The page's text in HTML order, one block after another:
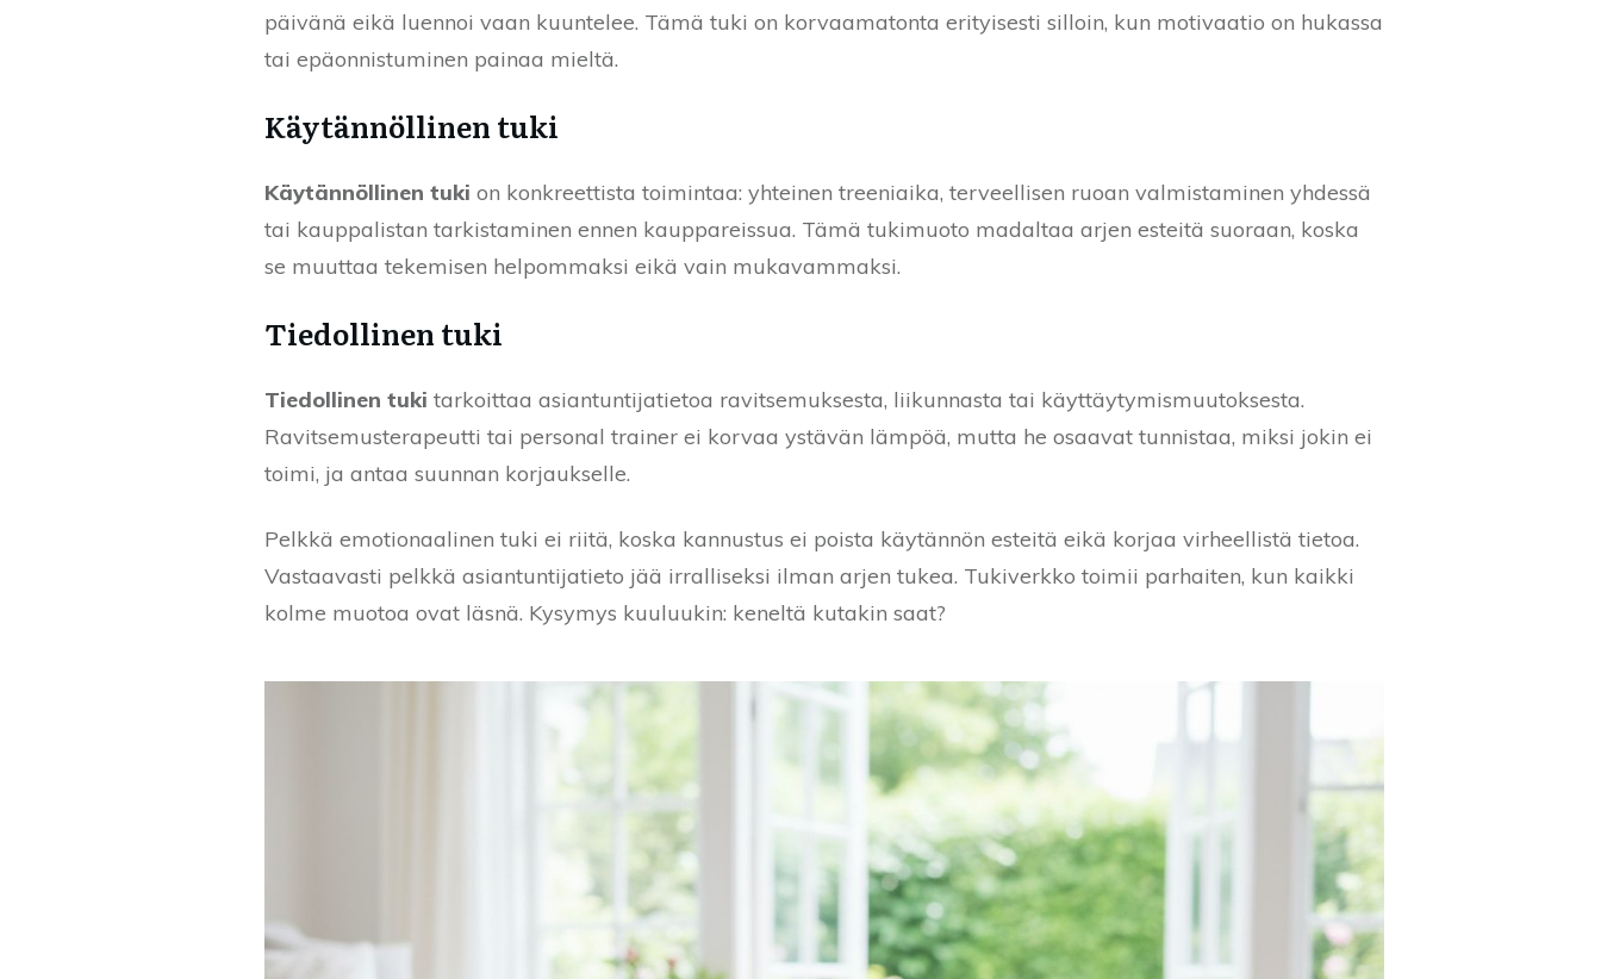
päivänä eikä luennoi vaan kuuntelee. Tämä tuki on korvaamatonta erityisesti silloin, kun motivaatio on hukassa
tai epäonnistuminen painaa mieltä.
Käytännöllinen tuki
Käytännöllinen tuki on konkreettista toimintaa: yhteinen treeniaika, terveellisen ruoan valmistaminen yhdessä
tai kauppalistan tarkistaminen ennen kauppareissua. Tämä tukimuoto madaltaa arjen esteitä suoraan, koska
se muuttaa tekemisen helpommaksi eikä vain mukavammaksi.
Tiedollinen tuki
Tiedollinen tuki tarkoittaa asiantuntijatietoa ravitsemuksesta, liikunnasta tai käyttäytymismuutoksesta.
Ravitsemusterapeutti tai personal trainer ei korvaa ystävän lämpöä, mutta he osaavat tunnistaa, miksi jokin ei
toimi, ja antaa suunnan korjaukselle.
Pelkkä emotionaalinen tuki ei riitä, koska kannustus ei poista käytännön esteitä eikä korjaa virheellistä tietoa.
Vastaavasti pelkkä asiantuntijatieto jää irralliseksi ilman arjen tukea. Tukiverkko toimii parhaiten, kun kaikki
kolme muotoa ovat läsnä. Kysymys kuuluukin: keneltä kutakin saat?